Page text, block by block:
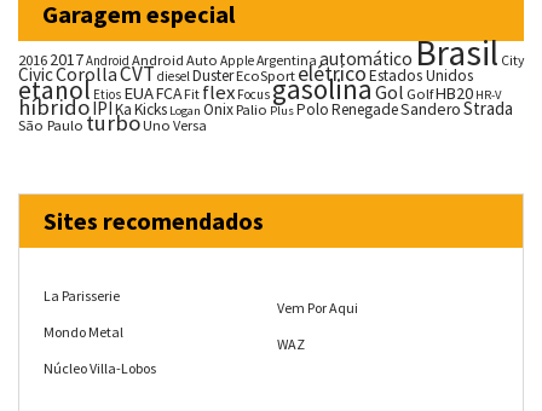
Garagem especial
20162017Android Android Auto AppleArgentina automáticoBrasil City
CivicCorollaCVTdiesel DusterEcoSportelétricoEstados Unidos
etanol Etios EUAFCA Fit flex FocusgasolinaGol GolfHB20 HR-V
híbridoIPIKaKicks Logan OnixPalio PlusPoloRenegadeSanderoStrada
São Paulo turboUno Versa
Sites recomendados
La Parisserie
Mondo Metal
Núcleo Villa-Lobos
Vem Por Aqui
WAZ